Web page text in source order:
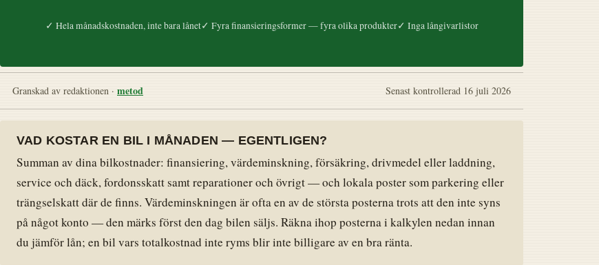
✓ Hela månadskostnaden, inte bara lånet✓ Fyra finansieringsformer — fyra olika produkter✓ Inga långivarlistor
Granskad av redaktionen · metod Senast kontrollerad 16 juli 2026
VAD KOSTAR EN BIL I MÅNADEN — EGENTLIGEN?
Summan av dina bilkostnader: finansiering, värdeminskning, försäkring, drivmedel eller laddning,
service och däck, fordonsskatt samt reparationer och övrigt — och lokala poster som parkering eller
trängselskatt där de finns. Värdeminskningen är ofta en av de största posterna trots att den inte syns
på något konto — den märks först den dag bilen säljs. Räkna ihop posterna i kalkylen nedan innan
du jämför lån; en bil vars totalkostnad inte ryms blir inte billigare av en bra ränta.